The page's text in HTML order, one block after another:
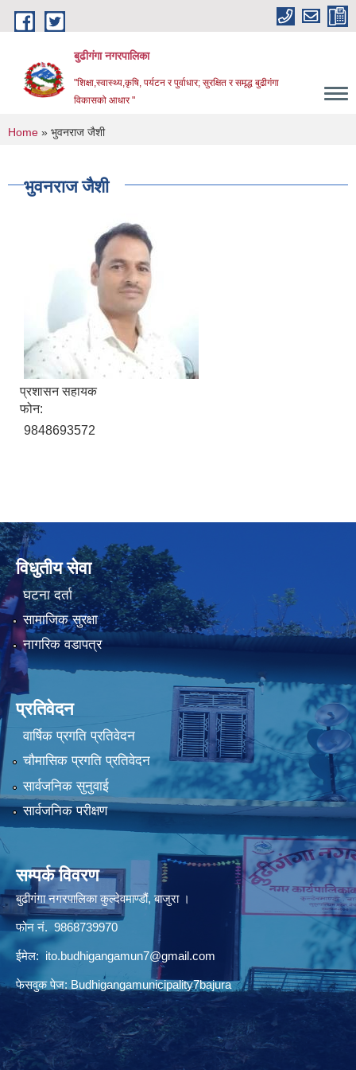
Skip to main content
बुढीगंगा नगरपालिका
"शिक्षा,स्वास्थ्य,कृषि, पर्यटन र पुर्वाधार; सुरक्षित र समृद्ध बुढीगंगा
विकासको आधार "
You are here
Home » भुवनराज जैशी
भुवनराज जैशी
प्रशासन सहायक
फोन:
9848693572
विधुतीय सेवा
घटना दर्ता
सामाजिक सुरक्षा
नागरिक वडापत्र
प्रतिवेदन
वार्षिक प्रगति प्रतिवेदन
चौमासिक प्रगति प्रतिवेदन
सार्वजनिक सुनुवाई
सार्वजनिक परीक्षण
सम्पर्क विवरण
बुढीगंगा नगरपालिका कुल्देवमाण्डौं, बाजुरा ।
फोन नं. 9868739970
ईमेल: ito.budhigangamun7@gmail.com
फेसवुक पेज: Budhigangamunicipality7bajura